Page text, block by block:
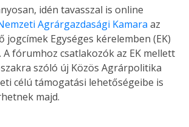
idén tavasszal is online
Agrárgazdasági Kamara az
Egységes kérelemben (EK)
A fórumhoz csatlakozók az EK mellett
szóló új Közös Agrárpolitika
célú támogatási lehetőségeibe is
majd.